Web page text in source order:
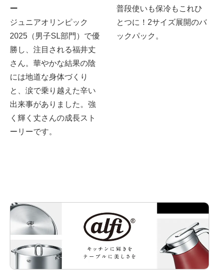
ー
ジュニアオリンピック
2025（男子SL部門）で優
勝し、注目される福井丈
さん。華やかな結果の陰
には地道な身体づくり
と、涙で乗り越えた辛い
出来事がありました。強
く輝く丈さんの成長スト
ーリーです。
普段使いも保冷もこれひ
とつに！2サイズ展開のバ
ックパック。